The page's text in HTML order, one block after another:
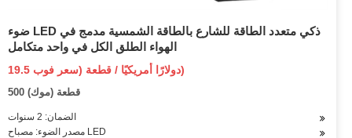
ضوء LED ذكي متعدد الطاقة للشارع بالطاقة الشمسية مدمج في
الهواء الطلق الكل في واحد متكامل
19.5 دولارًا أمريكيًا / قطعة (سعر فوب)
500 قطعة (موك)
الضمان: 2 سنوات
مصدر الضوء: مصباح LED